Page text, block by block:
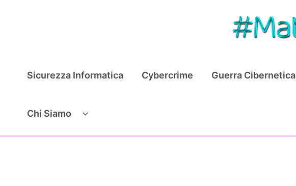
Sicurezza Informatica Cybercrime Guerra Cibernetica
Chi Siamo